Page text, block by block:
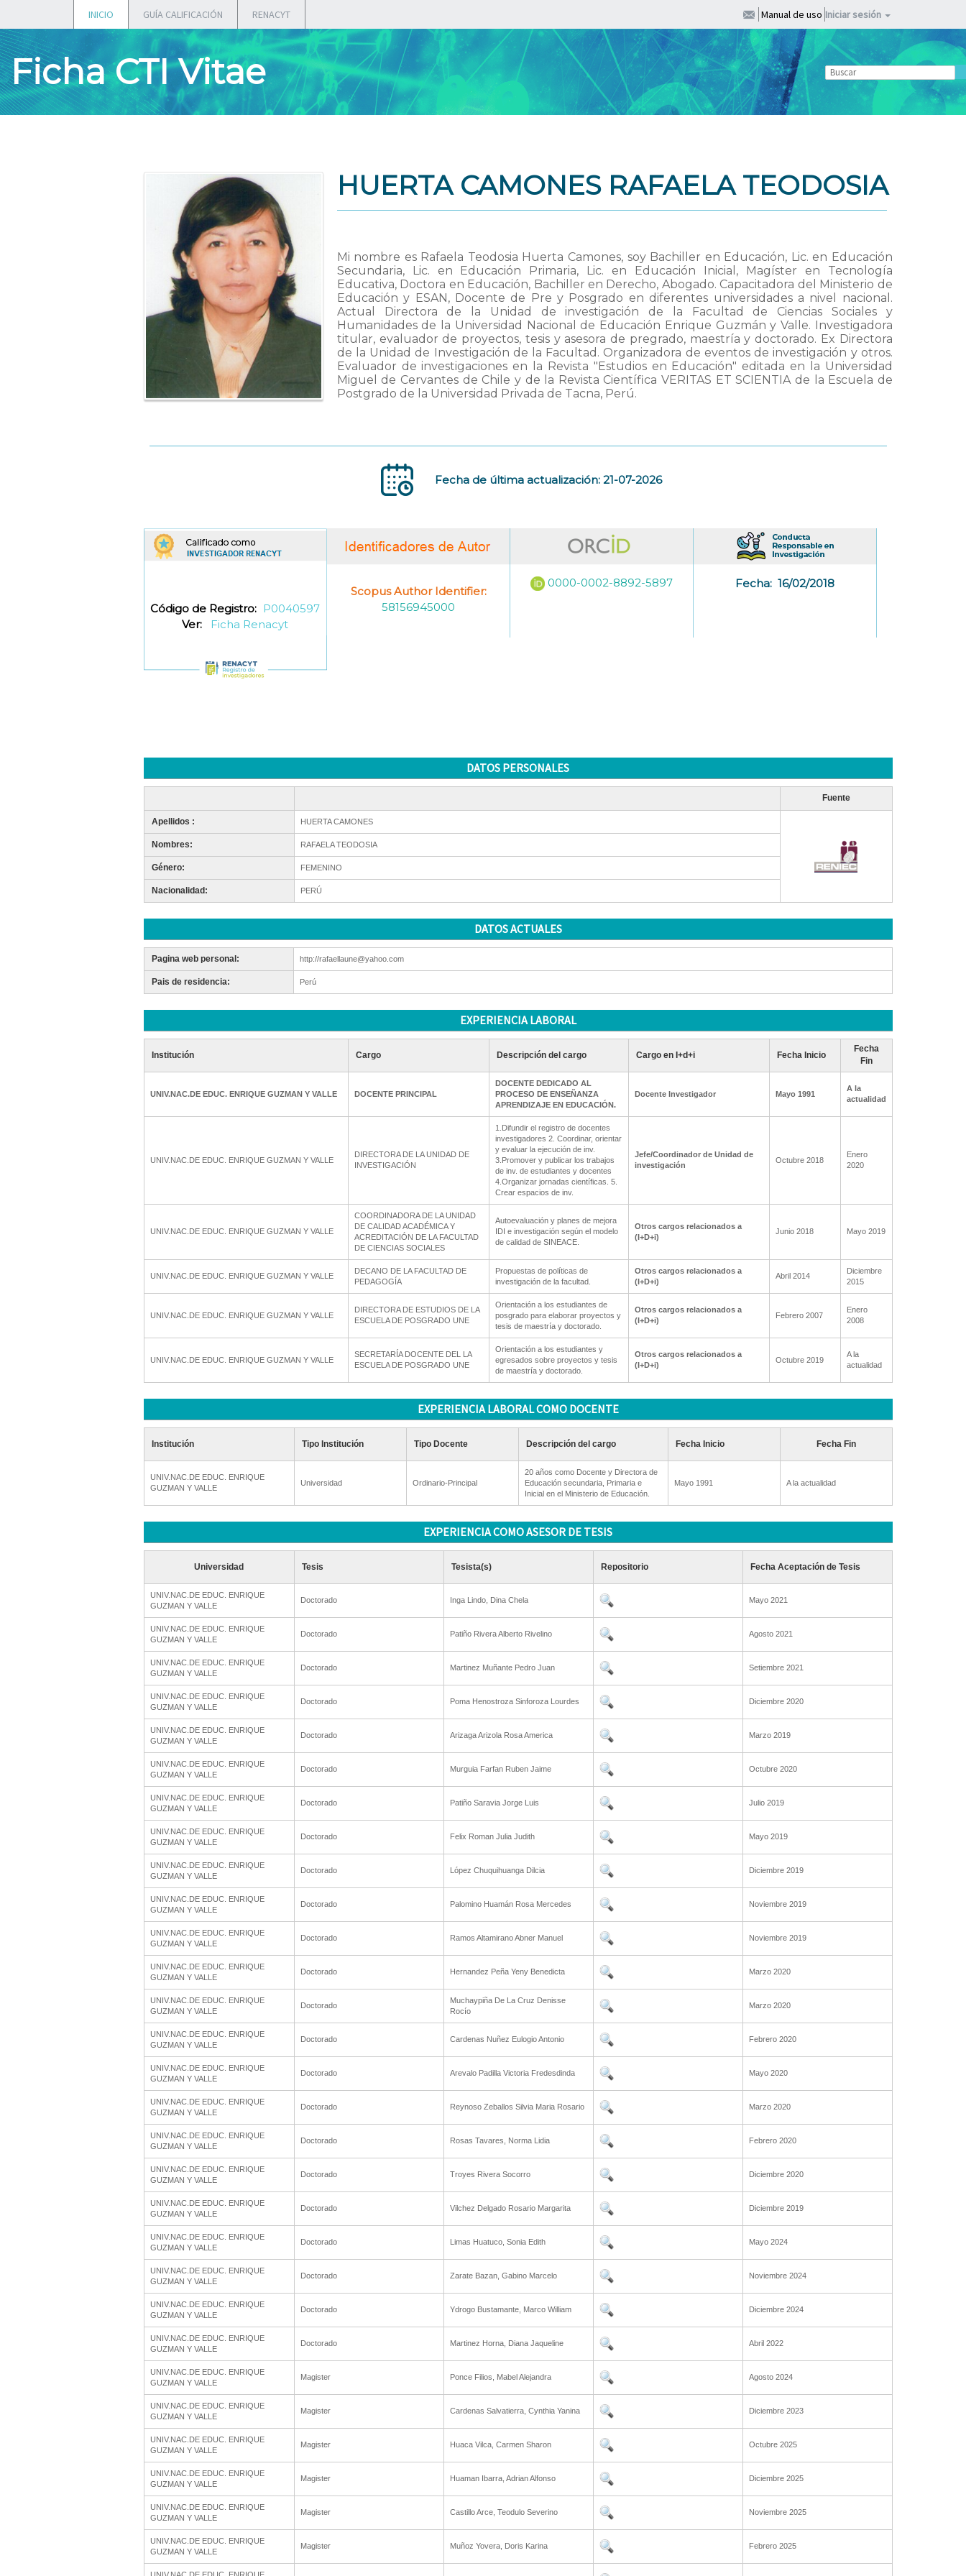
INICIO GUÍA CALIFICACIÓN RENACYT Manual de uso Iniciar sesión
Ficha CTI Vitae
HUERTA CAMONES RAFAELA TEODOSIA
Mi nombre es Rafaela Teodosia Huerta Camones, soy Bachiller en Educación, Lic. en Educación
Secundaria, Lic. en Educación Primaria, Lic. en Educación Inicial, Magíster en Tecnología
Educativa, Doctora en Educación, Bachiller en Derecho, Abogado. Capacitadora del Ministerio de
Educación y ESAN, Docente de Pre y Posgrado en diferentes universidades a nivel nacional.
Actual Directora de la Unidad de investigación de la Facultad de Ciencias Sociales y
Humanidades de la Universidad Nacional de Educación Enrique Guzmán y Valle. Investigadora
titular, evaluador de proyectos, tesis y asesora de pregrado, maestría y doctorado. Ex Directora
de la Unidad de Investigación de la Facultad. Organizadora de eventos de investigación y otros.
Evaluador de investigaciones en la Revista "Estudios en Educación" editada en la Universidad
Miguel de Cervantes de Chile y de la Revista Científica VERITAS ET SCIENTIA de la Escuela de
Postgrado de la Universidad Privada de Tacna, Perú.
Fecha de última actualización: 21-07-2026
Código de Registro: P0040597
Ver:
Ficha Renacyt
Scopus Author Identifier:
58156945000
0000-0002-8892-5897 Fecha: 16/02/2018
DATOS PERSONALES
Fuente
Apellidos : HUERTA CAMONES
Nombres: RAFAELA TEODOSIA
Género: FEMENINO
Nacionalidad: PERÚ
DATOS ACTUALES
Pagina web personal: http://rafaellaune@yahoo.com
Pais de residencia: Perú
EXPERIENCIA LABORAL
Institución Cargo Descripción del cargo Cargo en I+d+i Fecha Inicio
Fecha
Fin
UNIV.NAC.DE EDUC. ENRIQUE GUZMAN Y VALLE DOCENTE PRINCIPAL
DOCENTE DEDICADO AL
PROCESO DE ENSEÑANZA
APRENDIZAJE EN EDUCACIÓN.
Docente Investigador Mayo 1991
A la
actualidad
UNIV.NAC.DE EDUC. ENRIQUE GUZMAN Y VALLE
DIRECTORA DE LA UNIDAD DE
INVESTIGACIÓN
1.Difundir el registro de docentes
investigadores 2. Coordinar, orientar
y evaluar la ejecución de inv.
3.Promover y publicar los trabajos
de inv. de estudiantes y docentes
4.Organizar jornadas científicas. 5.
Crear espacios de inv.
Jefe/Coordinador de Unidad de
investigación
Octubre 2018
Enero
2020
UNIV.NAC.DE EDUC. ENRIQUE GUZMAN Y VALLE
COORDINADORA DE LA UNIDAD
DE CALIDAD ACADÉMICA Y
ACREDITACIÓN DE LA FACULTAD
DE CIENCIAS SOCIALES
Autoevaluación y planes de mejora
IDI e investigación según el modelo
de calidad de SINEACE.
Otros cargos relacionados a
(I+D+i)
Junio 2018 Mayo 2019
UNIV.NAC.DE EDUC. ENRIQUE GUZMAN Y VALLE
DECANO DE LA FACULTAD DE
PEDAGOGÍA
Propuestas de políticas de
investigación de la facultad.
Otros cargos relacionados a
(I+D+i)
Abril 2014
Diciembre
2015
UNIV.NAC.DE EDUC. ENRIQUE GUZMAN Y VALLE
DIRECTORA DE ESTUDIOS DE LA
ESCUELA DE POSGRADO UNE
Orientación a los estudiantes de
posgrado para elaborar proyectos y
tesis de maestría y doctorado.
Otros cargos relacionados a
(I+D+i)
Febrero 2007
Enero
2008
UNIV.NAC.DE EDUC. ENRIQUE GUZMAN Y VALLE
SECRETARÍA DOCENTE DEL LA
ESCUELA DE POSGRADO UNE
Orientación a los estudiantes y
egresados sobre proyectos y tesis
de maestría y doctorado.
Otros cargos relacionados a
(I+D+i)
Octubre 2019
A la
actualidad
EXPERIENCIA LABORAL COMO DOCENTE
Institución Tipo Institución Tipo Docente Descripción del cargo Fecha Inicio Fecha Fin
UNIV.NAC.DE EDUC. ENRIQUE
GUZMAN Y VALLE
Universidad Ordinario-Principal
20 años como Docente y Directora de
Educación secundaria, Primaria e
Inicial en el Ministerio de Educación.
Mayo 1991 A la actualidad
EXPERIENCIA COMO ASESOR DE TESIS
Universidad Tesis Tesista(s) Repositorio Fecha Aceptación de Tesis
UNIV.NAC.DE EDUC. ENRIQUE
GUZMAN Y VALLE
Doctorado Inga Lindo, Dina Chela Mayo 2021
UNIV.NAC.DE EDUC. ENRIQUE
GUZMAN Y VALLE
Doctorado Patiño Rivera Alberto Rivelino Agosto 2021
UNIV.NAC.DE EDUC. ENRIQUE
GUZMAN Y VALLE
Doctorado Martinez Muñante Pedro Juan Setiembre 2021
UNIV.NAC.DE EDUC. ENRIQUE
GUZMAN Y VALLE
Doctorado Poma Henostroza Sinforoza Lourdes Diciembre 2020
UNIV.NAC.DE EDUC. ENRIQUE
GUZMAN Y VALLE
Doctorado Arizaga Arizola Rosa America Marzo 2019
UNIV.NAC.DE EDUC. ENRIQUE
GUZMAN Y VALLE
Doctorado Murguia Farfan Ruben Jaime Octubre 2020
UNIV.NAC.DE EDUC. ENRIQUE
GUZMAN Y VALLE
Doctorado Patiño Saravia Jorge Luis Julio 2019
UNIV.NAC.DE EDUC. ENRIQUE
GUZMAN Y VALLE
Doctorado Felix Roman Julia Judith Mayo 2019
UNIV.NAC.DE EDUC. ENRIQUE
GUZMAN Y VALLE
Doctorado López Chuquihuanga Dilcia Diciembre 2019
UNIV.NAC.DE EDUC. ENRIQUE
GUZMAN Y VALLE
Doctorado Palomino Huamán Rosa Mercedes Noviembre 2019
UNIV.NAC.DE EDUC. ENRIQUE
GUZMAN Y VALLE
Doctorado Ramos Altamirano Abner Manuel Noviembre 2019
UNIV.NAC.DE EDUC. ENRIQUE
GUZMAN Y VALLE
Doctorado Hernandez Peña Yeny Benedicta Marzo 2020
UNIV.NAC.DE EDUC. ENRIQUE
GUZMAN Y VALLE
Doctorado
Muchaypiña De La Cruz Denisse
Rocío
Marzo 2020
UNIV.NAC.DE EDUC. ENRIQUE
GUZMAN Y VALLE
Doctorado Cardenas Nuñez Eulogio Antonio Febrero 2020
UNIV.NAC.DE EDUC. ENRIQUE
GUZMAN Y VALLE
Doctorado Arevalo Padilla Victoria Fredesdinda Mayo 2020
UNIV.NAC.DE EDUC. ENRIQUE
GUZMAN Y VALLE
Doctorado Reynoso Zeballos Silvia Maria Rosario Marzo 2020
UNIV.NAC.DE EDUC. ENRIQUE
GUZMAN Y VALLE
Doctorado Rosas Tavares, Norma Lidia Febrero 2020
UNIV.NAC.DE EDUC. ENRIQUE
GUZMAN Y VALLE
Doctorado Troyes Rivera Socorro Diciembre 2020
UNIV.NAC.DE EDUC. ENRIQUE
GUZMAN Y VALLE
Doctorado Vilchez Delgado Rosario Margarita Diciembre 2019
UNIV.NAC.DE EDUC. ENRIQUE
GUZMAN Y VALLE
Doctorado Limas Huatuco, Sonia Edith Mayo 2024
UNIV.NAC.DE EDUC. ENRIQUE
GUZMAN Y VALLE
Doctorado Zarate Bazan, Gabino Marcelo Noviembre 2024
UNIV.NAC.DE EDUC. ENRIQUE
GUZMAN Y VALLE
Doctorado Ydrogo Bustamante, Marco William Diciembre 2024
UNIV.NAC.DE EDUC. ENRIQUE
GUZMAN Y VALLE
Doctorado Martinez Horna, Diana Jaqueline Abril 2022
UNIV.NAC.DE EDUC. ENRIQUE
GUZMAN Y VALLE
Magister Ponce Filios, Mabel Alejandra Agosto 2024
UNIV.NAC.DE EDUC. ENRIQUE
GUZMAN Y VALLE
Magister Cardenas Salvatierra, Cynthia Yanina Diciembre 2023
UNIV.NAC.DE EDUC. ENRIQUE
GUZMAN Y VALLE
Magister Huaca Vilca, Carmen Sharon Octubre 2025
UNIV.NAC.DE EDUC. ENRIQUE
GUZMAN Y VALLE
Magister Huaman Ibarra, Adrian Alfonso Diciembre 2025
UNIV.NAC.DE EDUC. ENRIQUE
GUZMAN Y VALLE
Magister Castillo Arce, Teodulo Severino Noviembre 2025
UNIV.NAC.DE EDUC. ENRIQUE
GUZMAN Y VALLE
Magister Muñoz Yovera, Doris Karina Febrero 2025